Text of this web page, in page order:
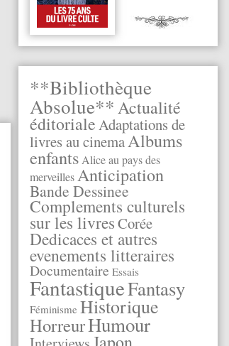
**Bibliothèque
Absolue**Actualité
éditorialeAdaptations de
livres au cinemaAlbums
enfantsAlice au pays des
merveillesAnticipation
Bande Dessinee
Complements culturels
sur les livresCorée
Dedicaces et autres
evenements litteraires
Documentaire Essais
FantastiqueFantasy
Féminisme Historique
HorreurHumour